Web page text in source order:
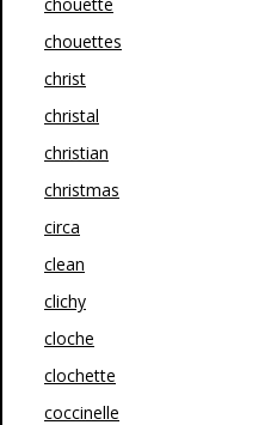
chouettes
christ
christal
christian
christmas
circa
clean
clichy
cloche
clochette
coccinelle